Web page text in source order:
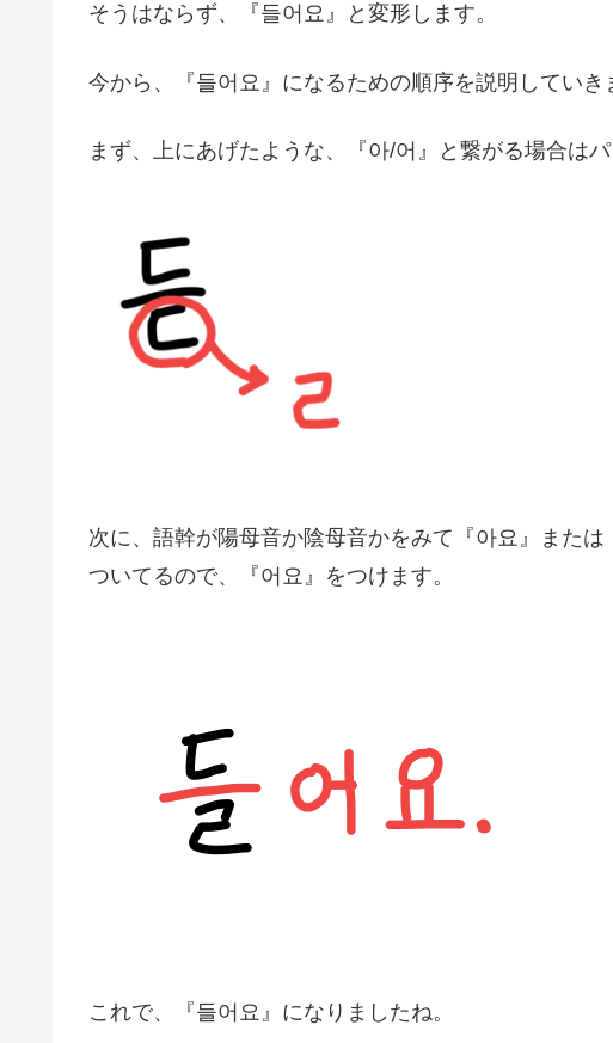
そうはならず、『들어요』と変形します。
今から、『들어요』になるための順序を説明していき
まず、上にあげたような、『아/어』と繋がる場合は
次に、語幹が陽母音か陰母音かをみて『아요』また
ついてるので、『어요』をつけます。
これで、『들어요』になりましたね。